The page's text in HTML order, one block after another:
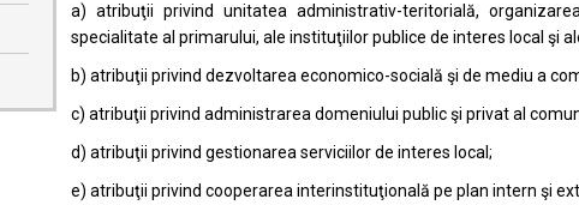
a) atribuţii privind unitatea administrativ-teritorială,
specialitate al primarului, ale instituţiilor publice de interes local şi
b) atribuţii privind dezvoltarea economico-socială şi de mediu a
c) atribuţii privind administrarea domeniului public şi privat al
d) atribuţii privind gestionarea serviciilor de interes local;
e) atribuţii privind cooperarea interinstituţională pe plan intern şi